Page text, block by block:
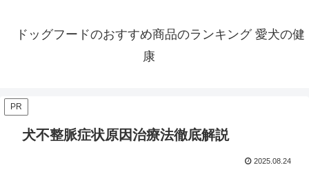
ドッグフードのおすすめ商品のランキング 愛犬の健
康
PR
犬不整脈症状原因治療法徹底解説
2025.08.24